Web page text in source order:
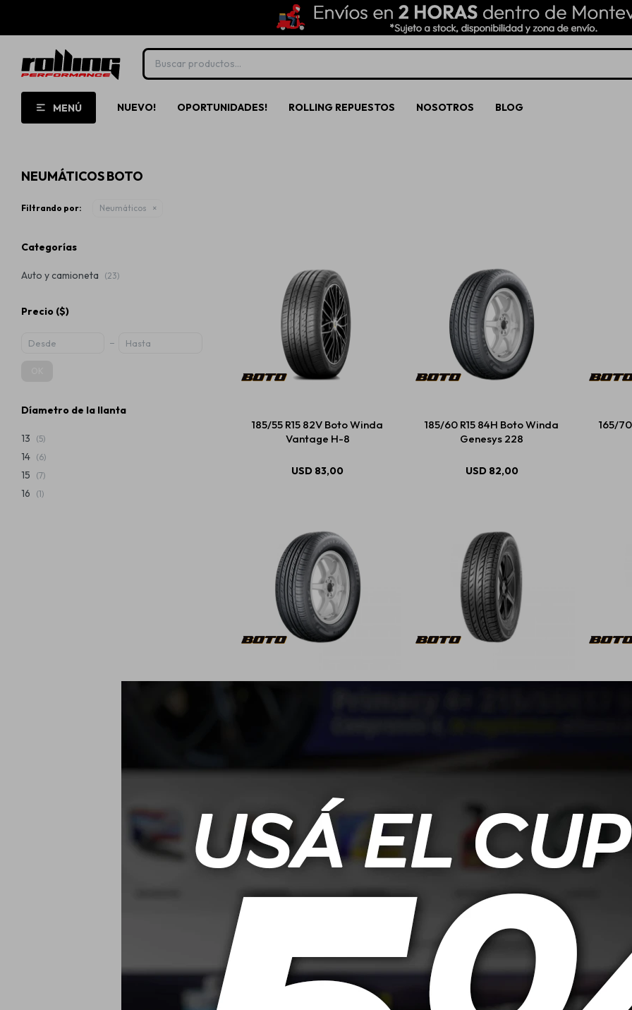
MENÚ NUEVO! OPORTUNIDADES! ROLLING REPUESTOS NOSOTROS BLOG
NEUMÁTICOS BOTO
Filtrando por: Neumáticos
185/55 R15 82V Boto Winda
Vantage H-8
USD 83,00
185/60 R15 84H Boto Winda
Genesys 228
USD 82,00
165/
155/70 R12 73S Boto Gaukotyre
USD
185/
Categorías
Auto y camioneta (23)
Precio ($)
Díametro de la llanta
13 (5)
14 (6)
15 (7)
16 (1)